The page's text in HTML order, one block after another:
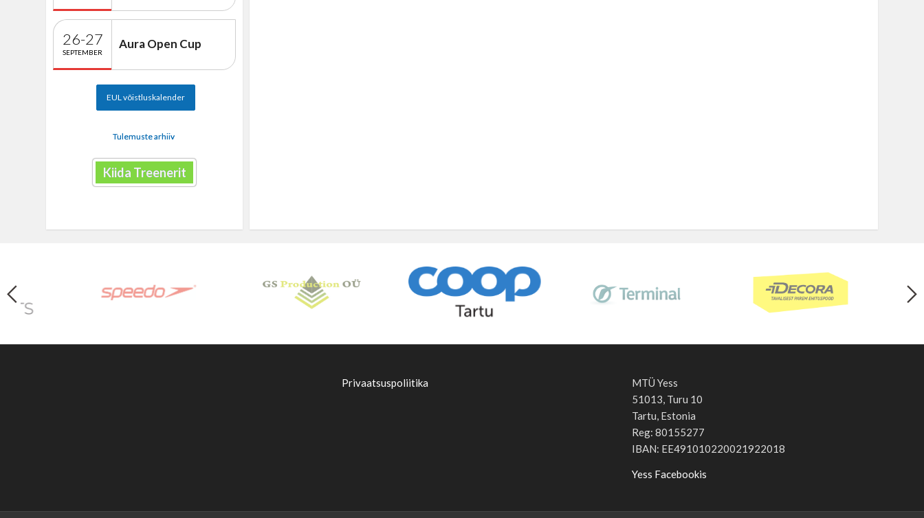
26-27
SEPTEMBER
Aura Open Cup
EUL võistluskalender
Tulemuste arhiiv
Kiida Treenerit
Privaatsuspoliitika
MTÜ Yess
51013, Turu 10
Tartu, Estonia
Reg: 80155277
IBAN: EE491010220021922018
Yess Facebookis